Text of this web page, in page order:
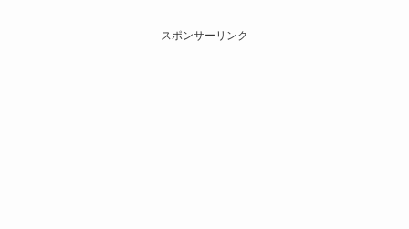
スポンサーリンク